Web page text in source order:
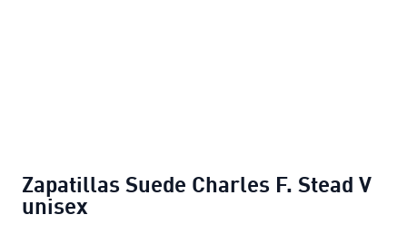
Zapatillas Suede Charles F. Stead V
unisex